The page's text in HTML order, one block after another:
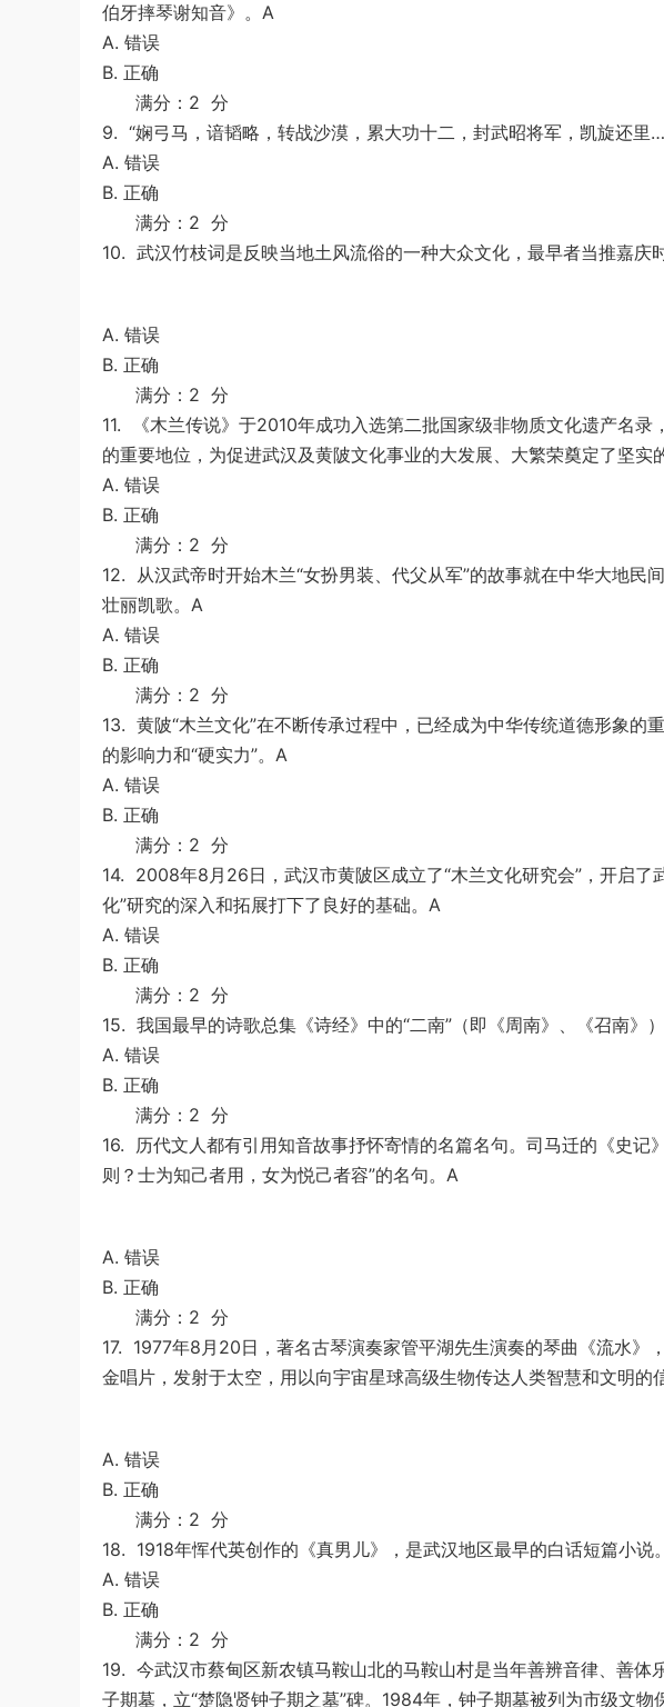
伯牙摔琴谢知音》。A
A. 错误
B. 正确
满分：2 分
9. “娴弓马，谙韬略，转战沙漠，累大功十二，封武昭将军，凯旋还
A. 错误
B. 正确
满分：2 分
10. 武汉竹枝词是反映当地土风流俗的一种大众文化，最早者当推嘉庆
A. 错误
B. 正确
满分：2 分
11.
《木兰传说》于2010年成功入选第二批国家级非物质文化遗产名
的重要地位，为促进武汉及黄陂文化事业的大发展、大繁荣奠定了坚实
A. 错误
B. 正确
满分：2 分
12. 从汉武帝时开始木兰“女扮男装、代父从军”的故事就在中华大地民
壮丽凯歌。A
A. 错误
B. 正确
满分：2 分
13. 黄陂“木兰文化”在不断传承过程中，已经成为中华传统道德形象的
的影响力和“硬实力”。A
A. 错误
B. 正确
满分：2 分
14. 2008年8月26日，武汉市黄陂区成立了“木兰文化研究会”，开启了
化”研究的深入和拓展打下了良好的基础。A
A. 错误
B. 正确
满分：2 分
15. 我国最早的诗歌总集《诗经》中的“二南”（即《周南》、《召南》
A. 错误
B. 正确
满分：2 分
16. 历代文人都有引用知音故事抒怀寄情的名篇名句。司马迁的《史记
则？士为知己者用，女为悦己者容”的名句。A
A. 错误
B. 正确
满分：2 分
17. 1977年8月20日，著名古琴演奏家管平湖先生演奏的琴曲《流水》
金唱片，发射于太空，用以向宇宙星球高级生物传达人类智慧和文明的
A. 错误
B. 正确
满分：2 分
18. 1918年恽代英创作的《真男儿》，是武汉地区最早的白话短篇小说
A. 错误
B. 正确
满分：2 分
19. 今武汉市蔡甸区新农镇马鞍山北的马鞍山村是当年善辨音律、善体
子期墓，立“楚隐贤钟子期之墓”碑。1984年，钟子期墓被列为市级文物